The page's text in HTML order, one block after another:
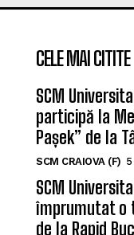
CELE MAI CITITE
SCM
participă la
Pașek” de la
SCM CRAIOVA (F)
SCM
împrumutat o
de la Rapid